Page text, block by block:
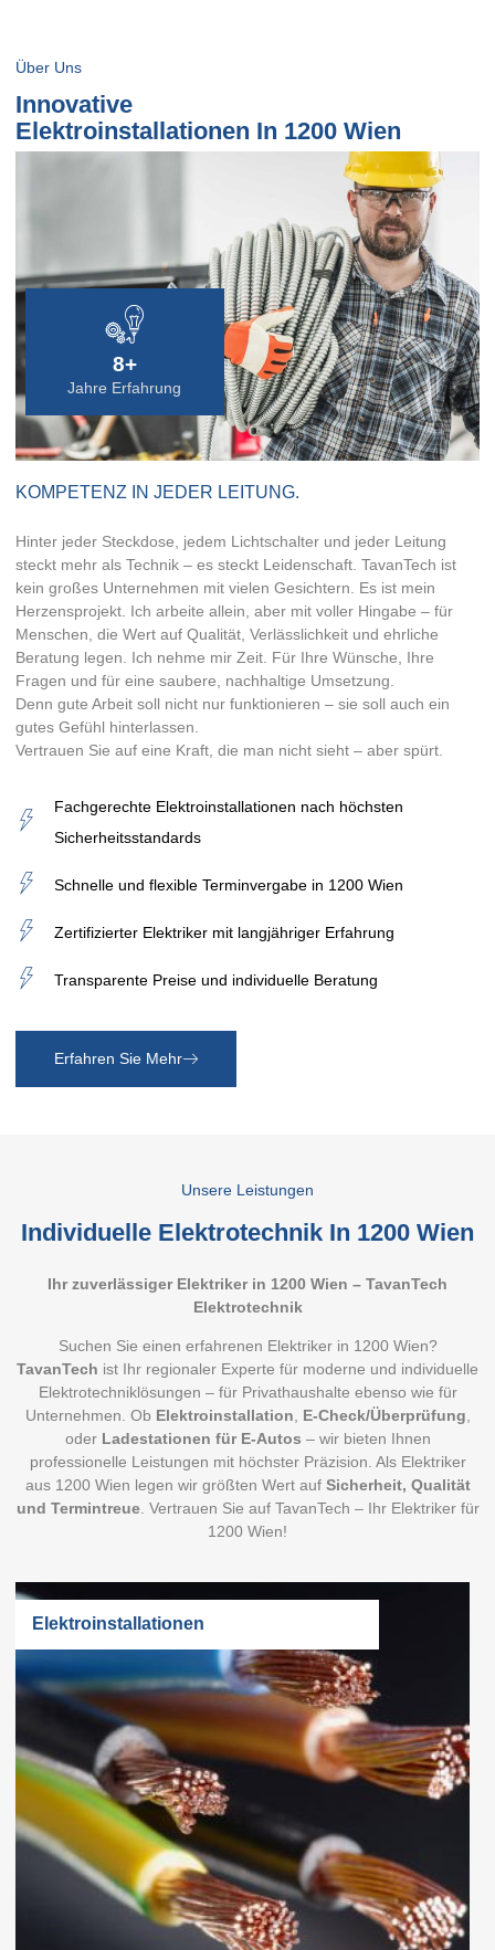
Über Uns
Innovative
Elektroinstallationen In 1200 Wien
8+
Jahre Erfahrung
KOMPETENZ IN JEDER LEITUNG.
Hinter jeder Steckdose, jedem Lichtschalter und jeder Leitung
steckt mehr als Technik – es steckt Leidenschaft. TavanTech ist
kein großes Unternehmen mit vielen Gesichtern. Es ist mein
Herzensprojekt. Ich arbeite allein, aber mit voller Hingabe – für
Menschen, die Wert auf Qualität, Verlässlichkeit und ehrliche
Beratung legen. Ich nehme mir Zeit. Für Ihre Wünsche, Ihre
Fragen und für eine saubere, nachhaltige Umsetzung.
Denn gute Arbeit soll nicht nur funktionieren – sie soll auch ein
gutes Gefühl hinterlassen.
Vertrauen Sie auf eine Kraft, die man nicht sieht – aber spürt.
Fachgerechte Elektroinstallationen nach höchsten
Sicherheitsstandards
Schnelle und flexible Terminvergabe in 1200 Wien
Zertifizierter Elektriker mit langjähriger Erfahrung
Transparente Preise und individuelle Beratung
Erfahren Sie Mehr
Unsere Leistungen
Individuelle Elektrotechnik In 1200 Wien
Ihr zuverlässiger Elektriker in 1200 Wien – TavanTech
Elektrotechnik
Suchen Sie einen erfahrenen Elektriker in 1200 Wien?
TavanTech ist Ihr regionaler Experte für moderne und individuelle
Elektrotechniklösungen – für Privathaushalte ebenso wie für
Unternehmen. Ob Elektroinstallation E-Check/Überprüfung
oder Ladestationen für E-Autos – wir bieten Ihnen
professionelle Leistungen mit höchster Präzision. Als Elektriker
aus 1200 Wien legen wir größten Wert auf Sicherheit, Qualität
und Termintreue. Vertrauen Sie auf TavanTech – Ihr Elektriker für
1200 Wien!
Elektroinstallationen